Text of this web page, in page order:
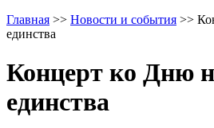
Главная >> Новости и события >>
единства
Концерт ко Дню
единства